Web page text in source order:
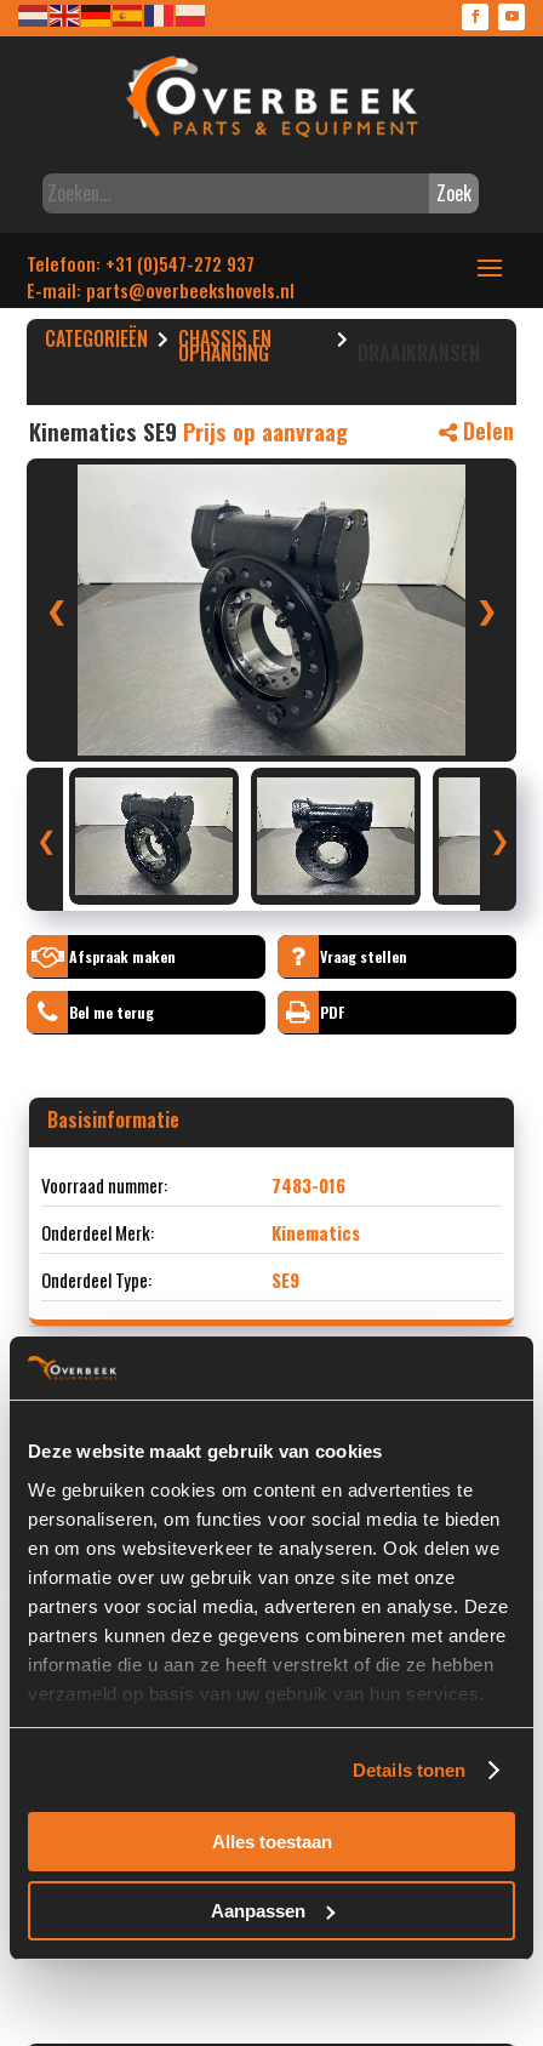
Deze website maakt gebruik van cookies
We gebruiken cookies om content en advertenties te
personaliseren, om functies voor social media te bieden
en om ons websiteverkeer te analyseren. Ook delen we
informatie over uw gebruik van onze site met onze
partners voor social media, adverteren en analyse. Deze
partners kunnen deze gegevens combineren met andere
informatie die u aan ze heeft verstrekt of die ze hebben
verzameld op basis van uw gebruik van hun services.
Details tonen
Alles toestaan
Aanpassen
Zoek
Telefoon: +31 (0)547-272 937
E-mail: parts@overbeekshovels.nl
CATEGORIEËN CHASSIS EN
OPHANGING
Kinematics SE9 Prijs op aanvraag Delen
❮ ❯
❮ ❯
Afspraak maken Vraag stellen
Bel me terug PDF
Basisinformatie
Voorraad nummer:
7483-016
Onderdeel Merk:
Kinematics
Onderdeel Type:
SE9
Locatie:
4D13G
Land:
Nederland
Overige informatie
Stock number: 7483-016
Brand: Kinematics
Type 1: SE9
+ Volledige overige informatie openen